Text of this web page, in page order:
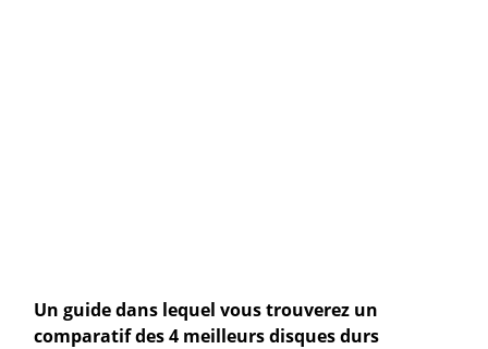
Un guide dans lequel vous trouverez un
comparatif des 4 meilleurs disques durs